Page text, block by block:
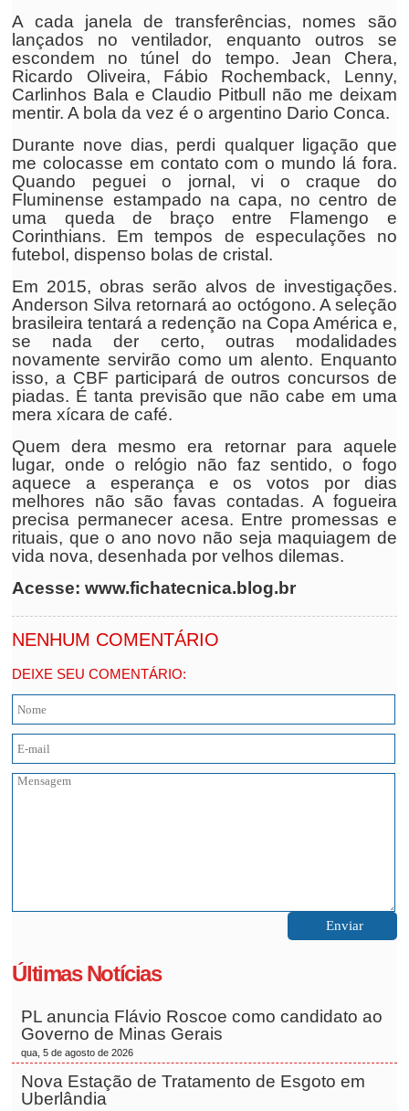
A cada janela de transferências, nomes são
lançados no ventilador, enquanto outros se
escondem no túnel do tempo. Jean Chera,
Ricardo Oliveira, Fábio Rochemback, Lenny,
Carlinhos Bala e Claudio Pitbull não me deixam
mentir. A bola da vez é o argentino Dario Conca.
Durante nove dias, perdi qualquer ligação que
me colocasse em contato com o mundo lá fora.
Quando peguei o jornal, vi o craque do
Fluminense estampado na capa, no centro de
uma queda de braço entre Flamengo e
Corinthians. Em tempos de especulações no
futebol, dispenso bolas de cristal.
Em 2015, obras serão alvos de investigações.
Anderson Silva retornará ao octógono. A seleção
brasileira tentará a redenção na Copa América e,
se nada der certo, outras modalidades
novamente servirão como um alento. Enquanto
isso, a CBF participará de outros concursos de
piadas. É tanta previsão que não cabe em uma
mera xícara de café.
Quem dera mesmo era retornar para aquele
lugar, onde o relógio não faz sentido, o fogo
aquece a esperança e os votos por dias
melhores não são favas contadas. A fogueira
precisa permanecer acesa. Entre promessas e
rituais, que o ano novo não seja maquiagem de
vida nova, desenhada por velhos dilemas.
Acesse: www.fichatecnica.blog.br
NENHUM COMENTÁRIO
DEIXE SEU COMENTÁRIO:
Últimas Notícias
PL anuncia Flávio Roscoe como candidato ao
Governo de Minas Gerais
qua, 5 de agosto de 2026
Nova Estação de Tratamento de Esgoto em
Uberlândia